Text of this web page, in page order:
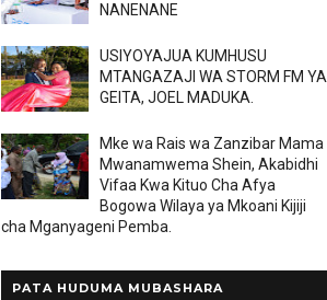
NANENANE
USIYOYAJUA KUMHUSU
MTANGAZAJI WA STORM FM YA
GEITA, JOEL MADUKA.
Mke wa Rais wa Zanzibar Mama
Mwanamwema Shein, Akabidhi
Vifaa Kwa Kituo Cha Afya
Bogowa Wilaya ya Mkoani Kijiji
cha Mganyageni Pemba.
PATA HUDUMA MUBASHARA